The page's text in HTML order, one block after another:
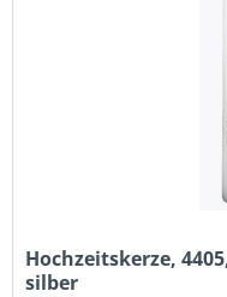
Hochzeitskerze,
silber